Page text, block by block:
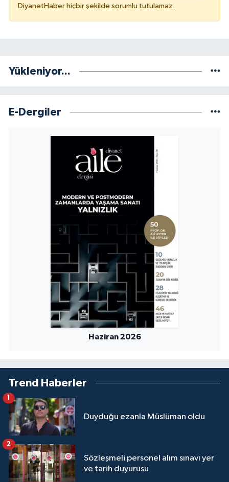
DiyanetHaber hiçbir şekilde sorumlu tutulamaz.
Yükleniyor...
E-Dergiler
Haziran 2026
Trend Haberler
Duyduğu ezanla Müslüman oldu
1
Sözleşmeli personel alım sınavı yer
ve tarih duyurusu
2
Tekirdağ Müftülüğü
Trabzon Müftülüğü
Yalova Müftülüğü
Yozgat Müftülüğü
Zonguldak Müftülüğü